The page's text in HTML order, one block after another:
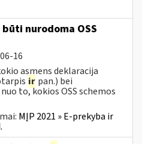
nurodoma OSS
16
asmens deklaracija
ir pan.) bei
to, kokios OSS schemos
MĮP 2021 » E-prekyba ir